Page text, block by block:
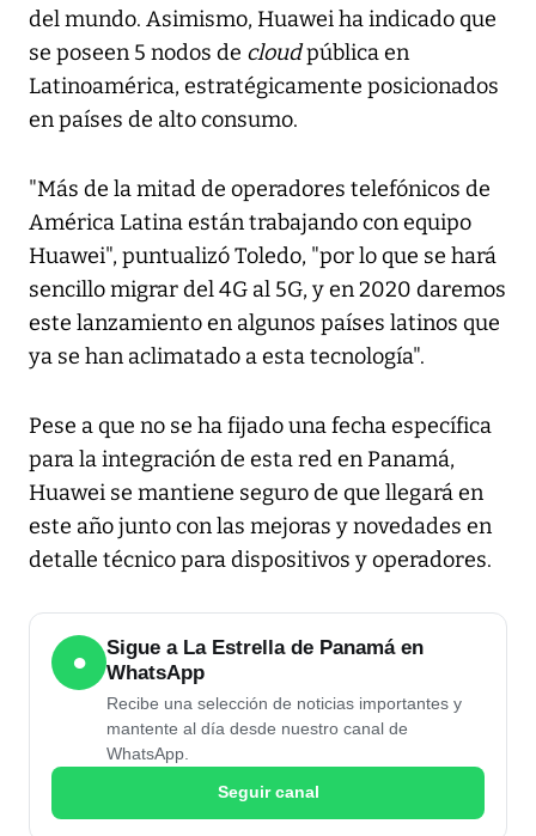
del mundo. Asimismo, Huawei ha indicado que
se poseen 5 nodos de cloudpública en
Latinoamérica, estratégicamente posicionados
en países de alto consumo.
"Más de la mitad de operadores telefónicos de
América Latina están trabajando con equipo
Huawei", puntualizó Toledo, "por lo que se hará
sencillo migrar del 4G al 5G, y en 2020 daremos
este lanzamiento en algunos países latinos que
ya se han aclimatado a esta tecnología".
Pese a que no se ha fijado una fecha específica
para la integración de esta red en Panamá,
Huawei se mantiene seguro de que llegará en
este año junto con las mejoras y novedades en
detalle técnico para dispositivos y operadores.
●
Sigue a La Estrella de Panamá en
WhatsApp
Recibe una selección de noticias importantes y
mantente al día desde nuestro canal de
WhatsApp.
Seguir canal